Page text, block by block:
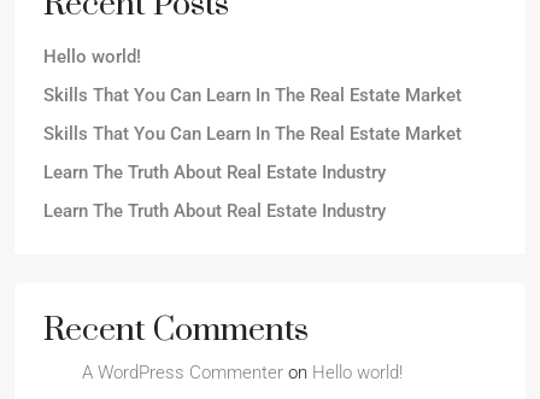
Hello world!
Skills That You Can Learn In The Real Estate Market
Skills That You Can Learn In The Real Estate Market
Learn The Truth About Real Estate Industry
Learn The Truth About Real Estate Industry
Recent Comments
A WordPress Commenter on Hello world!